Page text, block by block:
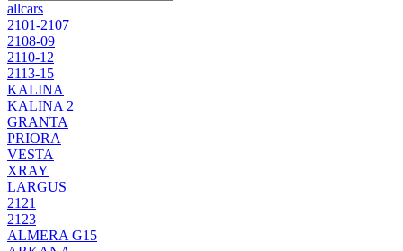
allcars
2101-2107
2108-09
2110-12
2113-15
KALINA
KALINA 2
GRANTA
PRIORA
VESTA
XRAY
LARGUS
2121
2123
ALMERA G15